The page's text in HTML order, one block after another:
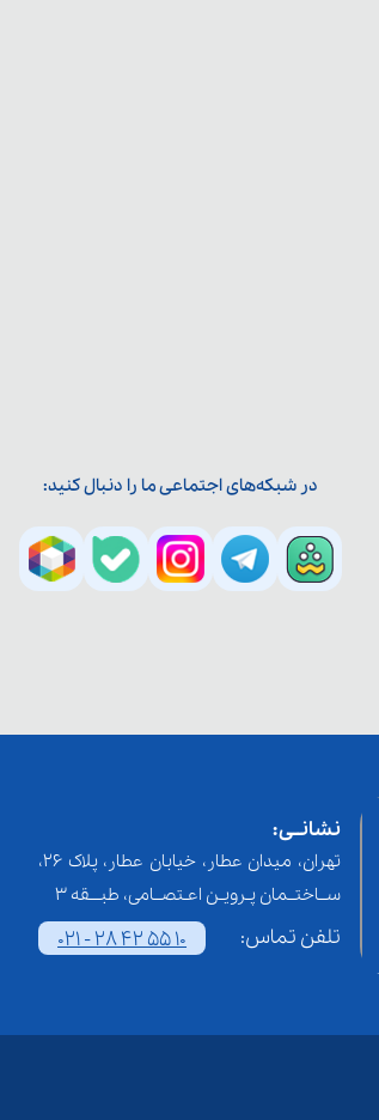
در شبکه‌های اجتماعی ما را دنبال کنید:
نشانــی:
تهران، میدان عطار، خیابان عطار، پلاک 26،
ســاختــمان پـرویـن اعـتصــامی، طبـــقه 3
تلفن تماس: 021 - 28 42 55 10